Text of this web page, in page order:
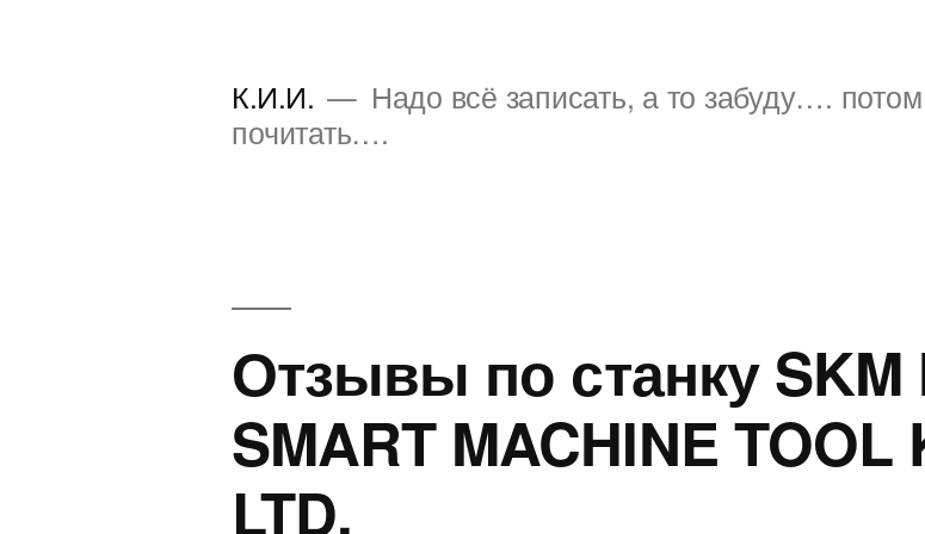
К.И.И.
Надо всё записать, а то забуду….
почитать….
Отзывы по станку SKM
SMART MACHINE TOOL
LTD.